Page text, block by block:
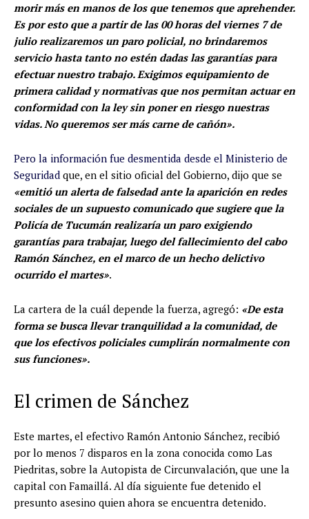
morir más en manos de los que tenemos que aprehender.
Es por esto que a partir de las 00 horas del viernes 7 de
julio realizaremos un paro policial, no brindaremos
servicio hasta tanto no estén dadas las garantías para
efectuar nuestro trabajo. Exigimos equipamiento de
primera calidad y normativas que nos permitan actuar en
conformidad con la ley sin poner en riesgo nuestras
vidas. No queremos ser más carne de cañón».
Pero la información fue desmentida desde el Ministerio de
Seguridad que, en el sitio oficial del Gobierno, dijo que se
«emitió un alerta de falsedad ante la aparición en redes
sociales de un supuesto comunicado que sugiere que la
Policía de Tucumán realizaría un paro exigiendo
garantías para trabajar, luego del fallecimiento del cabo
Ramón Sánchez, en el marco de un hecho delictivo
ocurrido el martes».
La cartera de la cuál depende la fuerza, agregó: «De esta
forma se busca llevar tranquilidad a la comunidad, de
que los efectivos policiales cumplirán normalmente con
sus funciones».
El crimen de Sánchez
Este martes, el efectivo Ramón Antonio Sánchez, recibió
por lo menos 7 disparos en la zona conocida como Las
Piedritas, sobre la Autopista de Circunvalación, que une la
capital con Famaillá. Al día siguiente fue detenido el
presunto asesino quien ahora se encuentra detenido.